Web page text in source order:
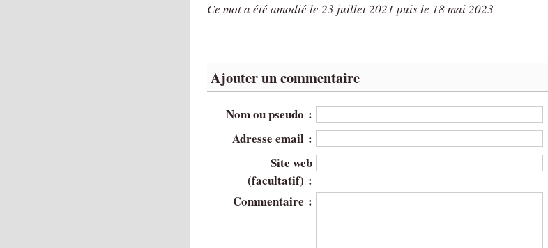
Ce mot a été amodié le 23 juillet 2021 puis le 18 mai 2023
Ajouter un commentaire
Nom ou pseudo :
Adresse email :
Site web
(facultatif) :
Commentaire :